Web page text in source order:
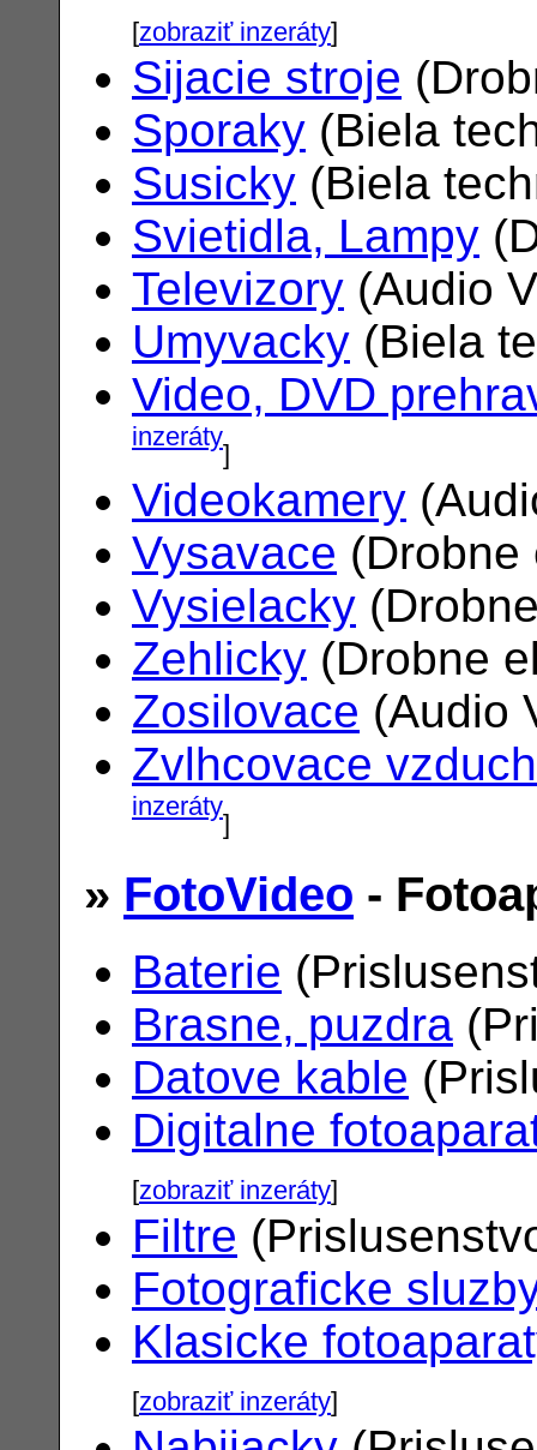
[zobraziť inzeráty]
Sijacie stroje
Sporaky (Biela
Susicky (Biela
Svietidla, Lampy
Televizory (Audio
Umyvacky (Biela
Video, DVD
inzeráty]
Videokamery
Vysavace
Vysielacky
Zehlicky (Drobne
Zosilovace (Audio
Zvlhcovace
inzeráty]
» FotoVideo -
Baterie
Brasne, puzdra
Datove kable
Digitalne
[zobraziť inzeráty]
Filtre
Fotograficke
Klasicke
[zobraziť inzeráty]